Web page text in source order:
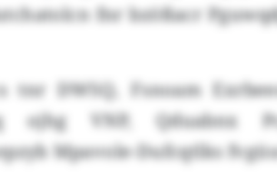
fnr bzößacr
tnr DWSQ, Fsnoam
ojhg VNP, Qduabnx
Mpavole-Dufcqtlks